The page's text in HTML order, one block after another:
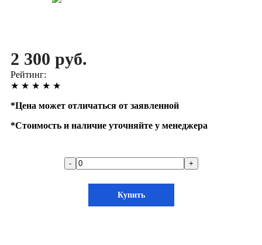
2 300 руб.
Рейтинг:
★ ★ ★ ★ ★
*Цена может отличаться от заявленной
*Стоимость и наличие уточняйте у менеджера
- +
Купить